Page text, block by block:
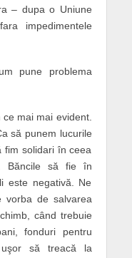
– dupa o Uniune
impedimentele
pune problema
mai mai evident.
să punem lucurile
fim solidari în ceea
Băncile să fie în
este negativă. Ne
vorba de salvarea
când trebuie
fonduri pentru
să treacă la